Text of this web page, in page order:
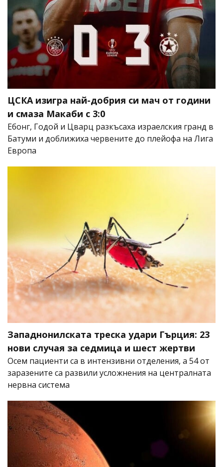
ЦСКА изигра най-добрия си мач от години
и смаза Макаби с 3:0
Ебонг, Годой и Цварц разкъсаха израелския гранд в
Батуми и доближиха червените до плейофа на Лига
Европа
Западнонилската треска удари Гърция: 23
нови случая за седмица и шест жертви
Осем пациенти са в интензивни отделения, а 54 от
заразените са развили усложнения на централната
нервна система